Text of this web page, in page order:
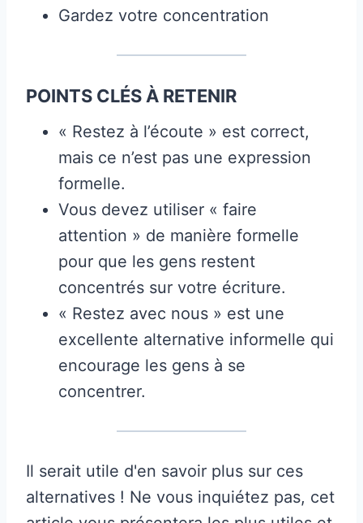
Gardez votre concentration
POINTS CLÉS À RETENIR
« Restez à l’écoute » est correct,
mais ce n’est pas une expression
formelle.
Vous devez utiliser « faire
attention » de manière formelle
pour que les gens restent
concentrés sur votre écriture.
« Restez avec nous » est une
excellente alternative informelle qui
encourage les gens à se
concentrer.
Il serait utile d'en savoir plus sur ces
alternatives ! Ne vous inquiétez pas, cet